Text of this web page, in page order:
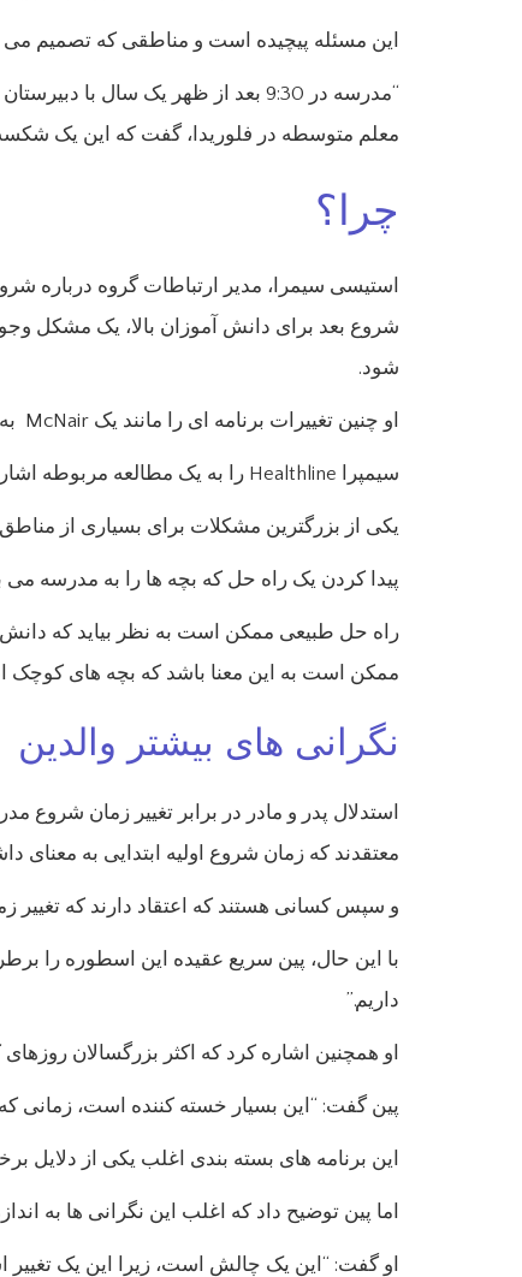
این مسئله پیچیده است و مناطقی که تصمیم می
معلم متوسطه در فلوریدا، گفت که این یک
چرا؟
استیسی سیمرا، مدیر ارتباطات گروه درباره
شروع بعد برای دانش آموزان بالا، یک مشکل
شود.
او چنین تغییرات برنامه ای را مانند یک McNair به عنوان “پرتاب مدرسه متوسط ​​در زیر اتوبوس تجربه کرد”.
سیمپرا Healthline را به یک مطالعه مربوطه اشاره کرد که همچنین اختلالات خواب در مدرسه متوسطه را با استفاده از مواد غذایی بعدا در زندگی مرتبط می کند.
یکی از بزرگترین مشکلات برای بسیاری از
پیدا کردن یک راه حل که بچه ها را به مدرسه می
راه حل طبیعی ممکن است به نظر بیاید که دانش
ممکن است به این معنا باشد که بچه های کوچک
نگرانی های بیشتر والدین
استدلال پدر و مادر در برابر تغییر زمان
معتقدند که زمان شروع اولیه ابتدایی به
و سپس کسانی هستند که اعتقاد دارند که تغییر
داریم.”
او همچنین اشاره کرد که اکثر بزرگسالان روزهای کاری 8 ساعته کار نمی کنند، سپس چهار ساعت کارهای گروهی، شغلهای پس از مدرسه و تکالیف
پین گفت: “این بسیار خسته کننده است، زمانی که
این برنامه های بسته بندی اغلب یکی از
اما پین توضیح داد که اغلب این نگرانی ها به
او گفت: “این یک چالش است، زیرا این یک